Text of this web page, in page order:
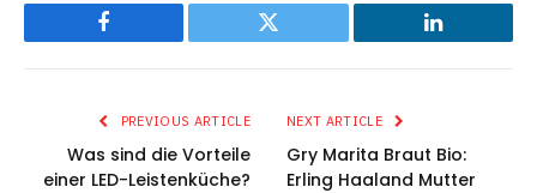
Facebook Twitter LinkedIn
PREVIOUS ARTICLE
Was sind die Vorteile
einer LED-Leistenküche?
NEXT ARTICLE
Gry Marita Braut Bio:
Erling Haaland Mutter